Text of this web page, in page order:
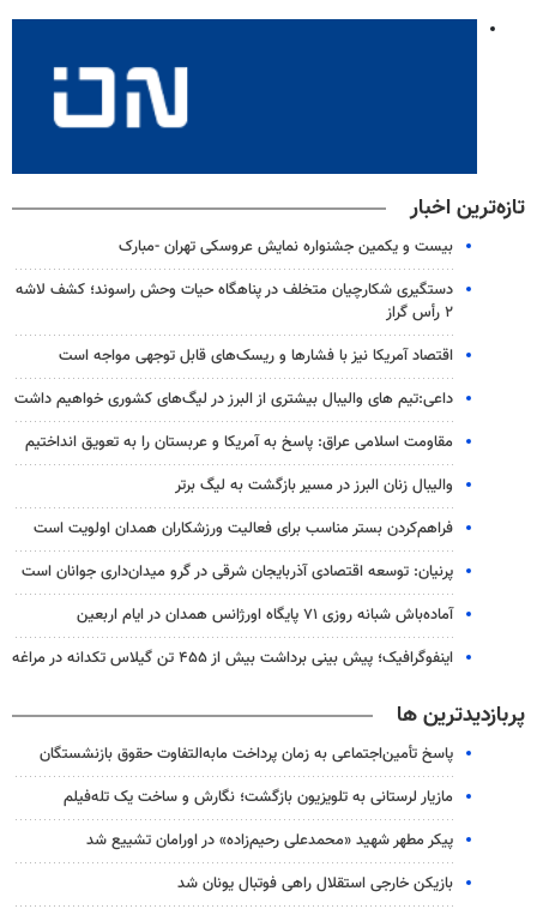
تازه‌ترین اخبار
بیست و یکمین جشنواره نمایش عروسکی تهران -مبارک
دستگیری شکارچیان متخلف در پناهگاه حیات وحش راسوند؛ کشف لاشه
۲ رأس گراز
اقتصاد آمریکا نیز با فشارها و ریسک‌های قابل توجهی مواجه است
داعی:تیم های والیبال بیشتری از البرز در لیگ‌های کشوری خواهیم داشت
مقاومت اسلامی عراق: پاسخ به آمریکا و عربستان را به تعویق انداختیم
والیبال زنان البرز در مسیر بازگشت به لیگ برتر
فراهم‌کردن بستر مناسب برای فعالیت ورزشکاران همدان اولویت است
پرنیان: توسعه اقتصادی آذربایجان شرقی در گرو میدان‌داری جوانان است
آماده‌باش شبانه روزی ۷۱ پایگاه اورژانس همدان در ایام اربعین
اینفوگرافیک؛ پیش بینی برداشت بیش از ۴۵۵ تن گیلاس تکدانه در مراغه
پربازدیدترین ها
پاسخ تأمین‌اجتماعی به زمان پرداخت مابه‌التفاوت حقوق بازنشستگان
مازیار لرستانی به تلویزیون بازگشت؛ نگارش و ساخت یک تله‌فیلم
پیکر مطهر شهید «محمدعلی رحیم‌زاده» در اورامان تشییع شد
بازیکن خارجی استقلال راهی فوتبال یونان شد